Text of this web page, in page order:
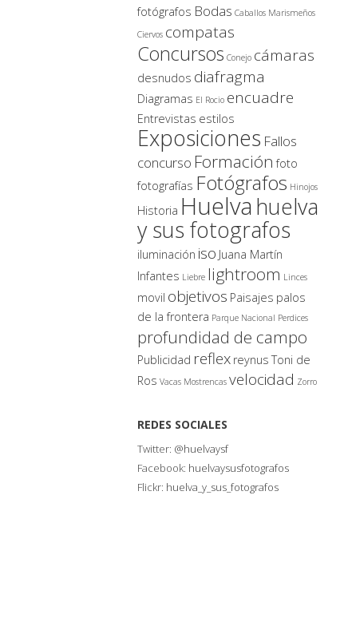
fotógrafos Bodas Caballos Marismeños
Ciervos compatas
Concursos Conejo cámaras
desnudos diafragma
Diagramas El Rocio encuadre
Entrevistas estilos
Exposiciones Fallos
concurso Formación foto
fotografías Fotógrafos Hinojos
Historia Huelvahuelva
y sus fotografos
iluminación iso Juana Martín
Infantes Liebre lightroom Linces
movil objetivos Paisajes palos
de la frontera Parque Nacional Perdices
profundidad de campo
Publicidad reflex reynus Toni de
Ros Vacas Mostrencas velocidad Zorro
REDES SOCIALES
Twitter: @huelvaysf
Facebook: huelvaysusfotografos
Flickr: huelva_y_sus_fotografos